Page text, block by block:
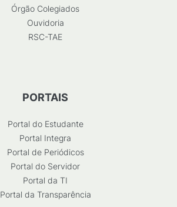
Órgão Colegiados
Ouvidoria
RSC-TAE
PORTAIS
Portal do Estudante
Portal Integra
Portal de Periódicos
Portal do Servidor
Portal da TI
Portal da Transparência